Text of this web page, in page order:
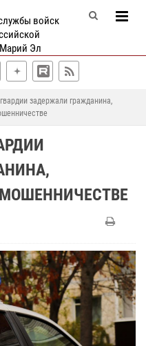
войск
Эл
задержали гражданина,